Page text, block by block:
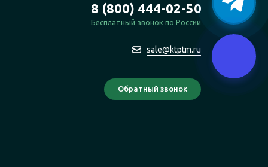
8 (800) 444-02-50
Бесплатный звонок по России
sale@ktptm.ru